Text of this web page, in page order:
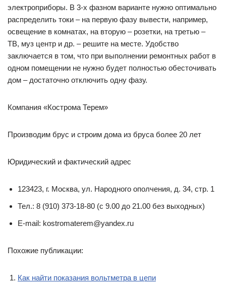
электроприборы. В 3-х фазном варианте нужно оптимально
распределить токи – на первую фазу вывести, например,
освещение в комнатах, на вторую – розетки, на третью –
ТВ, муз центр и др. – решите на месте. Удобство
заключается в том, что при выполнении ремонтных работ в
одном помещении не нужно будет полностью обесточивать
дом – достаточно отключить одну фазу.
Компания «Кострома Терем»
Производим брус и строим дома из бруса более 20 лет
Юридический и фактический адрес
123423, г. Москва, ул. Народного ополчения, д. 34, стр. 1
Тел.: 8 (910) 373-18-80 (с 9.00 до 21.00 без выходных)
E-mail: kostromaterem@yandex.ru
Похожие публикации:
Как найти показания вольтметра в цепи